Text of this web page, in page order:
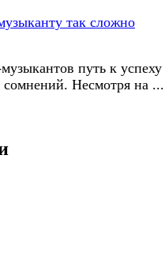
путь к успеху
Несмотря на ...